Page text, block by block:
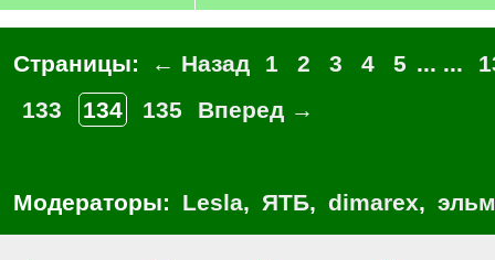
Страницы: ← Назад 1 2 3 4 5 ... ...
133
134 135 Вперед →
Модераторы: Lesla, ЯТБ, dimarex,